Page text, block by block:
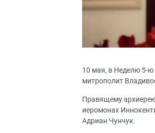
10 мая, в Неделю 5-ю
митрополит
Правящему
иеромонах
Адриан Чунчук.